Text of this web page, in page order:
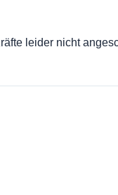
leider nicht